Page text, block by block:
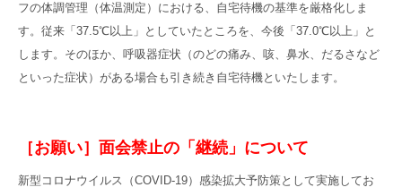
フの体調管理（体温測定）における、自宅待機の基準を厳格化しま
す。従来「37.5℃以上」としていたところを、今後「37.0℃以上」と
します。そのほか、呼吸器症状（のどの痛み、咳、鼻水、だるさなど
といった症状）がある場合も引き続き自宅待機といたします。
［お願い］面会禁止の「継続」について
新型コロナウイルス（COVID-19）感染拡大予防策として実施してお